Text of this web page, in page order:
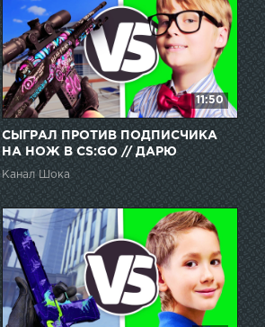
11:50
СЫГРАЛ ПРОТИВ ПОДПИСЧИКА
НА НОЖ В CS:GO // ДАРЮ
ПОДПИСЧИКАМ СКИНЫ ЗА
ПОБЕДУ
Канал Шока